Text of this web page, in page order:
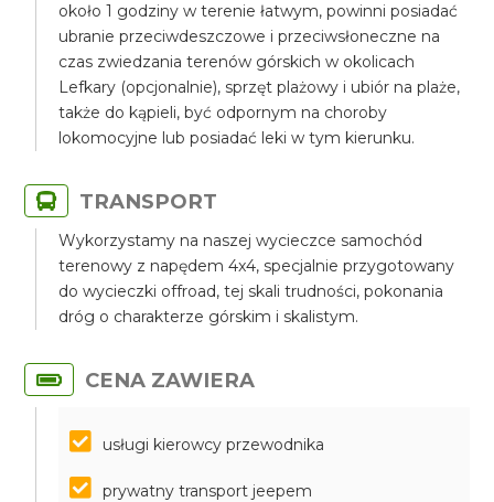
około 1 godziny w terenie łatwym, powinni posiadać
ubranie przeciwdeszczowe i przeciwsłoneczne na
czas zwiedzania terenów górskich w okolicach
Lefkary (opcjonalnie), sprzęt plażowy i ubiór na plaże,
także do kąpieli, być odpornym na choroby
lokomocyjne lub posiadać leki w tym kierunku.
TRANSPORT
Wykorzystamy na naszej wycieczce samochód
terenowy z napędem 4x4, specjalnie przygotowany
do wycieczki offroad, tej skali trudności, pokonania
dróg o charakterze górskim i skalistym.
CENA ZAWIERA
usługi kierowcy przewodnika
prywatny transport jeepem